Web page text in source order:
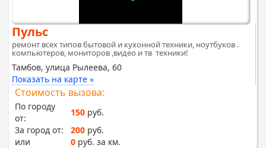
Пульс
ремонт всех типов бытовой и кухонной техники, ноутбуков .
компьютеров, мониторов ,видео и тв техники!
Тамбов, улица Рылеева, 60
Показать на карте »
Стоимость вызова:
По городу
от:
150 руб.
За город от:
200 руб.
или
0 руб. за км.